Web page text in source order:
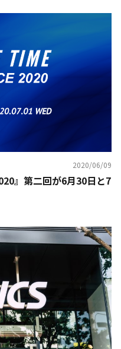
2020/06/09
』第二回が6月30日と7